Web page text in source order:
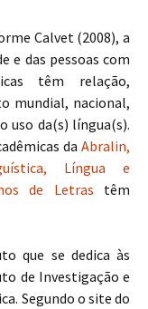
Calvet (2008), a
e das pessoas com
têm relação,
mundial, nacional,
uso da(s) língua(s).
da Abralin,
Língua e
de Letras têm
que se dedica às
de Investigação e
Segundo o site do